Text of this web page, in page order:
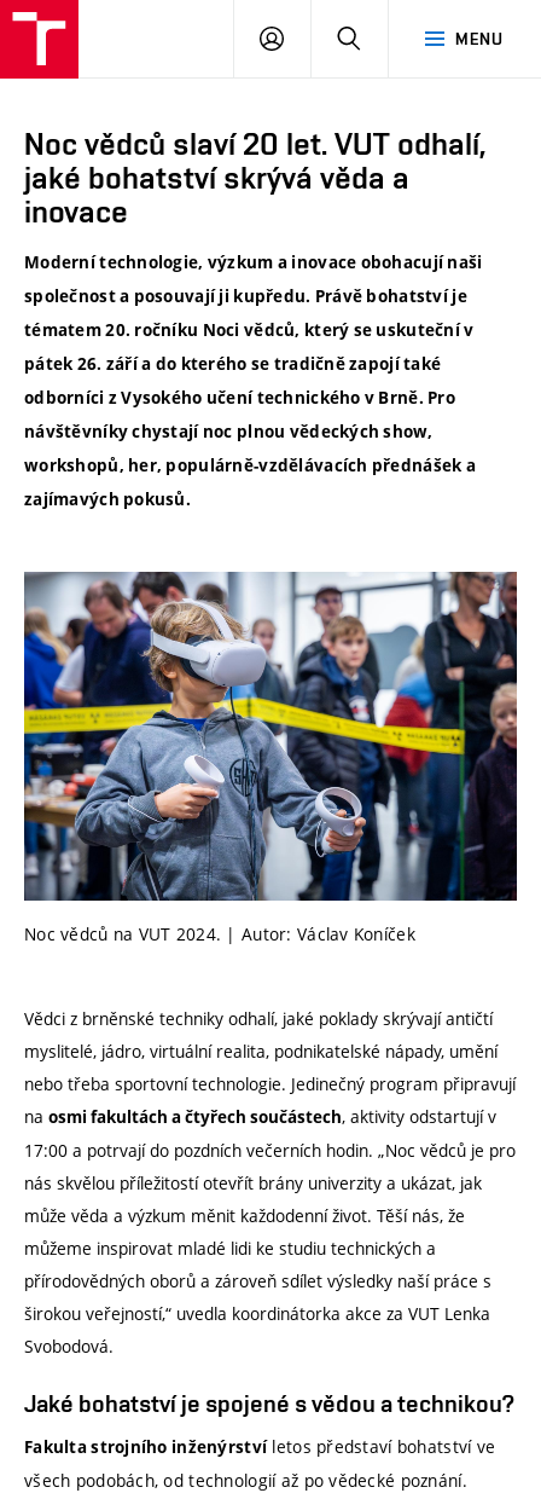
MENU
PŘIHLÁSIT
Noc vědců slaví 20 let. VUT odhalí,
jaké bohatství skrývá věda a
inovace
Moderní technologie, výzkum a inovace obohacují naši
společnost a posouvají ji kupředu. Právě bohatství je
tématem 20. ročníku Noci vědců, který se uskuteční v
pátek 26. září a do kterého se tradičně zapojí také
odborníci z Vysokého učení technického v Brně. Pro
návštěvníky chystají noc plnou vědeckých show,
workshopů, her, populárně-vzdělávacích přednášek a
zajímavých pokusů.
Noc vědců na VUT 2024. | Autor: Václav Koníček
Vědci z brněnské techniky odhalí, jaké poklady skrývají antičtí
myslitelé, jádro, virtuální realita, podnikatelské nápady, umění
nebo třeba sportovní technologie. Jedinečný program připravují
na osmi fakultách a čtyřech součástech, aktivity odstartují v
17:00 a potrvají do pozdních večerních hodin. „Noc vědců je pro
nás skvělou příležitostí otevřít brány univerzity a ukázat, jak
může věda a výzkum měnit každodenní život. Těší nás, že
můžeme inspirovat mladé lidi ke studiu technických a
přírodovědných oborů a zároveň sdílet výsledky naší práce s
širokou veřejností,“ uvedla koordinátorka akce za VUT Lenka
Svobodová.
Jaké bohatství je spojené s vědou a technikou?
Fakulta strojního inženýrstvíletos představí bohatství ve
všech podobách, od technologií až po vědecké poznání.